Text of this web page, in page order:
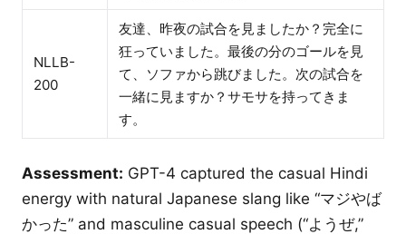
NLLB-
200
友達、昨夜の試合を見ましたか？完全に
狂っていました。最後の分のゴールを見
て、ソファから跳びました。次の試合を
一緒に見ますか？サモサを持ってきま
す。
Assessment: GPT-4 captured the casual Hindi
energy with natural Japanese slang like “マジやば
かった” and masculine casual speech (“ようぜ,”